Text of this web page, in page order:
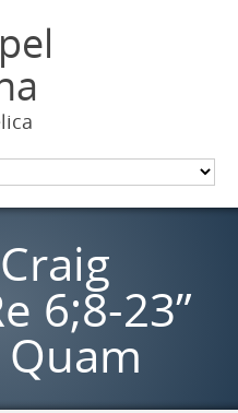
6;8-23”